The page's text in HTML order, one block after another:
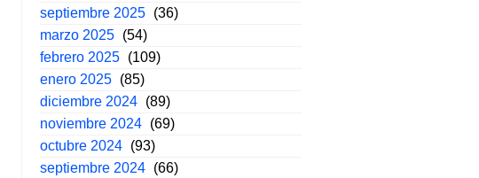
septiembre 2025 (36)
marzo 2025 (54)
febrero 2025 (109)
enero 2025 (85)
diciembre 2024 (89)
noviembre 2024 (69)
octubre 2024 (93)
septiembre 2024 (66)